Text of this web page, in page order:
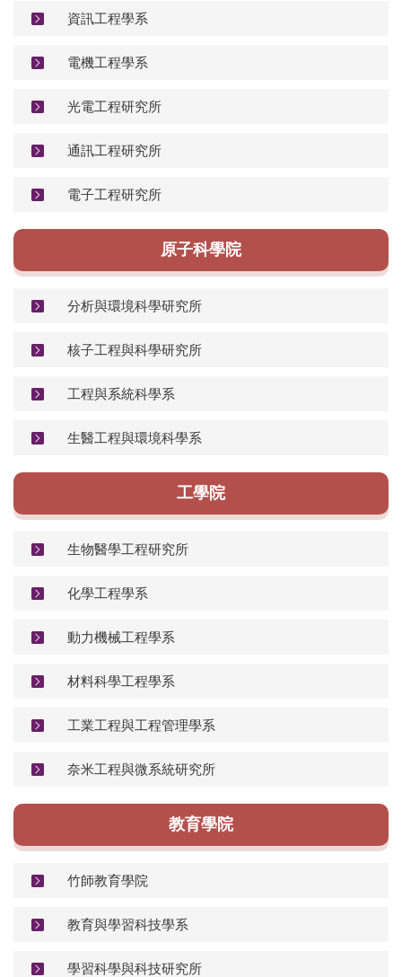
資訊工程學系
電機工程學系
光電工程研究所
通訊工程研究所
電子工程研究所
原子科學院
分析與環境科學研究所
核子工程與科學研究所
工程與系統科學系
生醫工程與環境科學系
工學院
生物醫學工程研究所
化學工程學系
動力機械工程學系
材料科學工程學系
工業工程與工程管理學系
奈米工程與微系統研究所
教育學院
竹師教育學院
教育與學習科技學系
學習科學與科技研究所